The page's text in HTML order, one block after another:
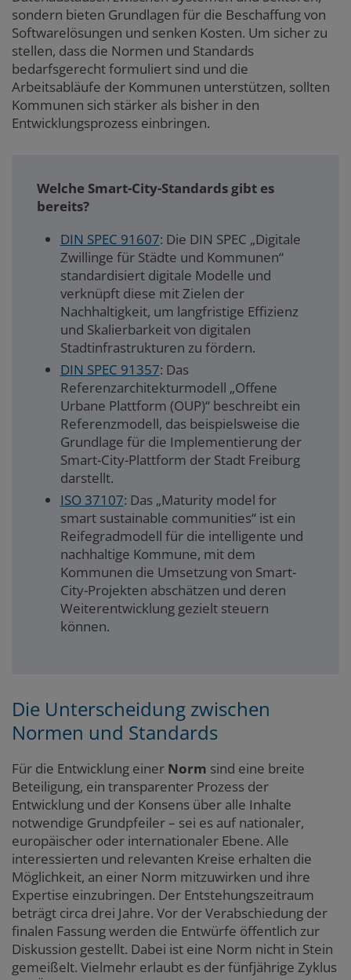
sondern bieten Grundlagen für die Beschaffung von
Softwarelösungen und senken Kosten. Um sicher zu
stellen, dass die Normen und Standards
bedarfsgerecht formuliert sind und die
Arbeitsabläufe der Kommunen unterstützen, sollten
Kommunen sich stärker als bisher in den
Entwicklungsprozess einbringen.
Welche Smart-City-Standards gibt es
bereits?
DIN SPEC 91607: Die DIN SPEC „Digitale
Zwillinge für Städte und Kommunen“
standardisiert digitale Modelle und
verknüpft diese mit Zielen der
Nachhaltigkeit, um langfristige Effizienz
und Skalierbarkeit von digitalen
Stadtinfrastrukturen zu fördern.
DIN SPEC 91357: Das
Referenzarchitekturmodell „Offene
Urbane Plattform (OUP)“ beschreibt ein
Referenzmodell, das beispielsweise die
Grundlage für die Implementierung der
Smart-City-Plattform der Stadt Freiburg
darstellt.
ISO 37107: Das „Maturity model for
smart sustainable communities“ ist ein
Reifegradmodell für die intelligente und
nachhaltige Kommune, mit dem
Kommunen die Umsetzung von Smart-
City-Projekten abschätzen und deren
Weiterentwicklung gezielt steuern
können.
Die Unterscheidung zwischen
Normen und Standards
Für die Entwicklung einer Norm sind eine breite
Beteiligung, ein transparenter Prozess der
Entwicklung und der Konsens über alle Inhalte
notwendige Grundpfeiler – sei es auf nationaler,
europäischer oder internationaler Ebene. Alle
interessierten und relevanten Kreise erhalten die
Möglichkeit, an einer Norm mitzuwirken und ihre
Expertise einzubringen. Der Entstehungszeitraum
beträgt circa drei Jahre. Vor der Verabschiedung der
finalen Fassung werden die Entwürfe öffentlich zur
Diskussion gestellt. Dabei ist eine Norm nicht in Stein
gemeißelt. Vielmehr erlaubt es der fünfjährige Zyklus